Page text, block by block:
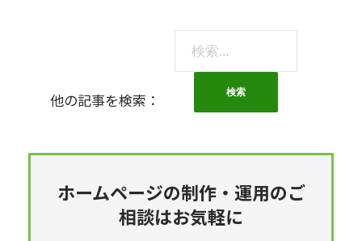
他の記事を検索：
ホームページの制作・運用のご
相談はお気軽に